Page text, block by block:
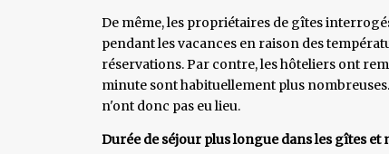
De même, les propriétaires de gîtes
pendant les vacances en raison des
réservations. Par contre, les hôteliers ont
minute sont habituellement plus
n'ont donc pas eu lieu.
Durée de séjour plus longue dans les gîtes et